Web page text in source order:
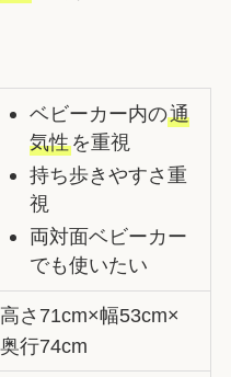
ベビーカー内の通
気性を重視
持ち歩きやすさ重
視
両対面ベビーカー
でも使いたい
高さ71cm×幅53cm×
奥行74cm